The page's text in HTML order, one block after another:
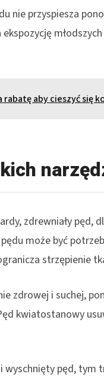
nie przyspiesza
ekspozycję
rabatę aby cieszyć się
zdrewniały pęd,
może być
strzępienie
zdrowej i suchej,
kwiatostanowy
wyschnięty pęd,